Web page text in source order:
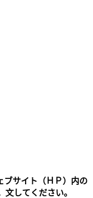
ブサイト（ＨＰ）内の
してください。